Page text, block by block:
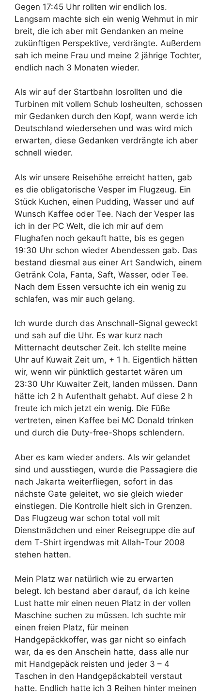
Gegen 17:45 Uhr rollten wir endlich los.
Langsam machte sich ein wenig Wehmut in mir
breit, die ich aber mit Gendanken an meine
zukünftigen Perspektive, verdrängte. Außerdem
sah ich meine Frau und meine 2 jährige Tochter,
endlich nach 3 Monaten wieder.
Als wir auf der Startbahn losrollten und die
Turbinen mit vollem Schub losheulten, schossen
mir Gedanken durch den Kopf, wann werde ich
Deutschland wiedersehen und was wird mich
erwarten, diese Gedanken verdrängte ich aber
schnell wieder.
Als wir unsere Reisehöhe erreicht hatten, gab
es die obligatorische Vesper im Flugzeug. Ein
Stück Kuchen, einen Pudding, Wasser und auf
Wunsch Kaffee oder Tee. Nach der Vesper las
ich in der PC Welt, die ich mir auf dem
Flughafen noch gekauft hatte, bis es gegen
19:30 Uhr schon wieder Abendessen gab. Das
bestand diesmal aus einer Art Sandwich, einem
Getränk Cola, Fanta, Saft, Wasser, oder Tee.
Nach dem Essen versuchte ich ein wenig zu
schlafen, was mir auch gelang.
Ich wurde durch das Anschnall-Signal geweckt
und sah auf die Uhr. Es war kurz nach
Mitternacht deutscher Zeit. Ich stellte meine
Uhr auf Kuwait Zeit um, + 1 h. Eigentlich hätten
wir, wenn wir pünktlich gestartet wären um
23:30 Uhr Kuwaiter Zeit, landen müssen. Dann
hätte ich 2 h Aufenthalt gehabt. Auf diese 2 h
freute ich mich jetzt ein wenig. Die Füße
vertreten, einen Kaffee bei MC Donald trinken
und durch die Duty-free-Shops schlendern.
Aber es kam wieder anders. Als wir gelandet
sind und ausstiegen, wurde die Passagiere die
nach Jakarta weiterfliegen, sofort in das
nächste Gate geleitet, wo sie gleich wieder
einstiegen. Die Kontrolle hielt sich in Grenzen.
Das Flugzeug war schon total voll mit
Dienstmädchen und einer Reisegruppe die auf
dem T-Shirt irgendwas mit Allah-Tour 2008
stehen hatten.
Mein Platz war natürlich wie zu erwarten
belegt. Ich bestand aber darauf, da ich keine
Lust hatte mir einen neuen Platz in der vollen
Maschine suchen zu müssen. Ich suchte mir
einen freien Platz, für meinen
Handgepäckkoffer, was gar nicht so einfach
war, da es den Anschein hatte, dass alle nur
mit Handgepäck reisten und jeder 3 – 4
Taschen in den Handgepäckabteil verstaut
hatte. Endlich hatte ich 3 Reihen hinter meinen